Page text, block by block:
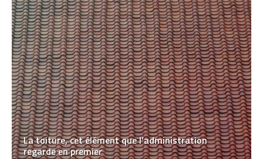
La toiture, cet élément que l’administration
regarde en premier